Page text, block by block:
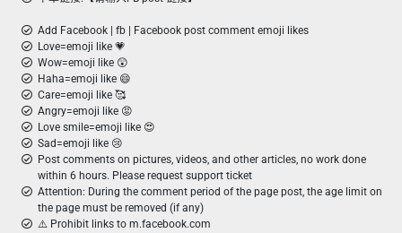
Add Facebook | fb | Facebook post comment emoji likes
Love=emoji like 💗
Wow=emoji like 😲
Haha=emoji like 😄
Care=emoji like 🥰
Angry=emoji like 😡
Love smile=emoji like 😍
Sad=emoji like 😢
Post comments on pictures, videos, and other articles, no work done
within 6 hours. Please request support ticket
Attention: During the comment period of the page post, the age limit on
the page must be removed (if any)
⚠️ Prohibit links to m.facebook.com